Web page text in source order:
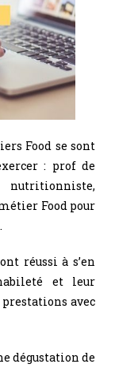
Food se sont
: prof de
Food pour
réussi à s’en
et leur
avec
dégustation de